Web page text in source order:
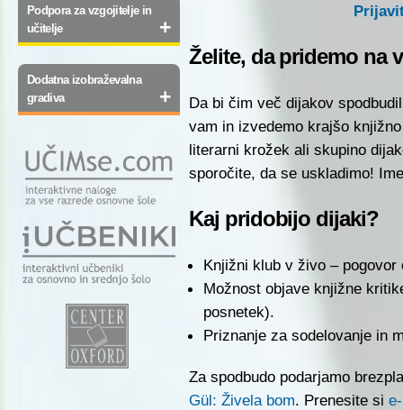
Podpora za vzgojitelje in
učitelje
+
Dodatna izobraževalna
gradiva
+
Želite, da pridemo na
Da bi čim več dijakov
vam in izvedemo krajšo
literarni krožek ali skupino
sporočite, da se uskladimo!
Kaj pridobijo dijaki?
Knjižni klub v živo –
Možnost objave knjižne
posnetek).
Priznanje za sodelovanje in
Za spodbudo podarjamo
Gül: Živela bom. Prenesite si